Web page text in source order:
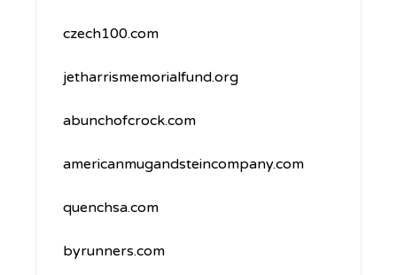
czech100.com
jetharrismemorialfund.org
abunchofcrock.com
americanmugandsteincompany.com
quenchsa.com
byrunners.com